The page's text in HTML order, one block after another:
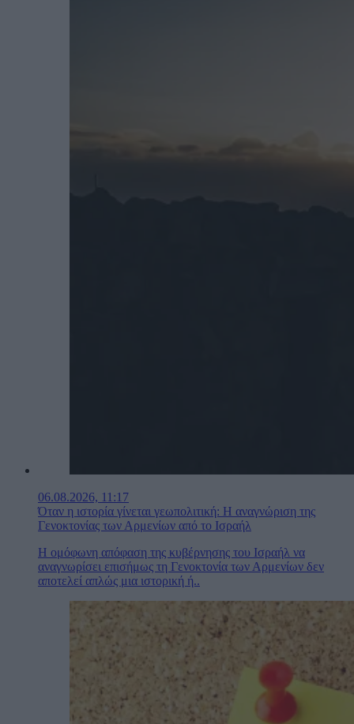
06.08.2026, 11:17
Όταν η ιστορία γίνεται γεωπολιτική: Η αναγνώριση της
Γενοκτονίας των Αρμενίων από το Ισραήλ
Η ομόφωνη απόφαση της κυβέρνησης του Ισραήλ να
αναγνωρίσει επισήμως τη Γενοκτονία των Αρμενίων δεν
αποτελεί απλώς μια ιστορική ή..